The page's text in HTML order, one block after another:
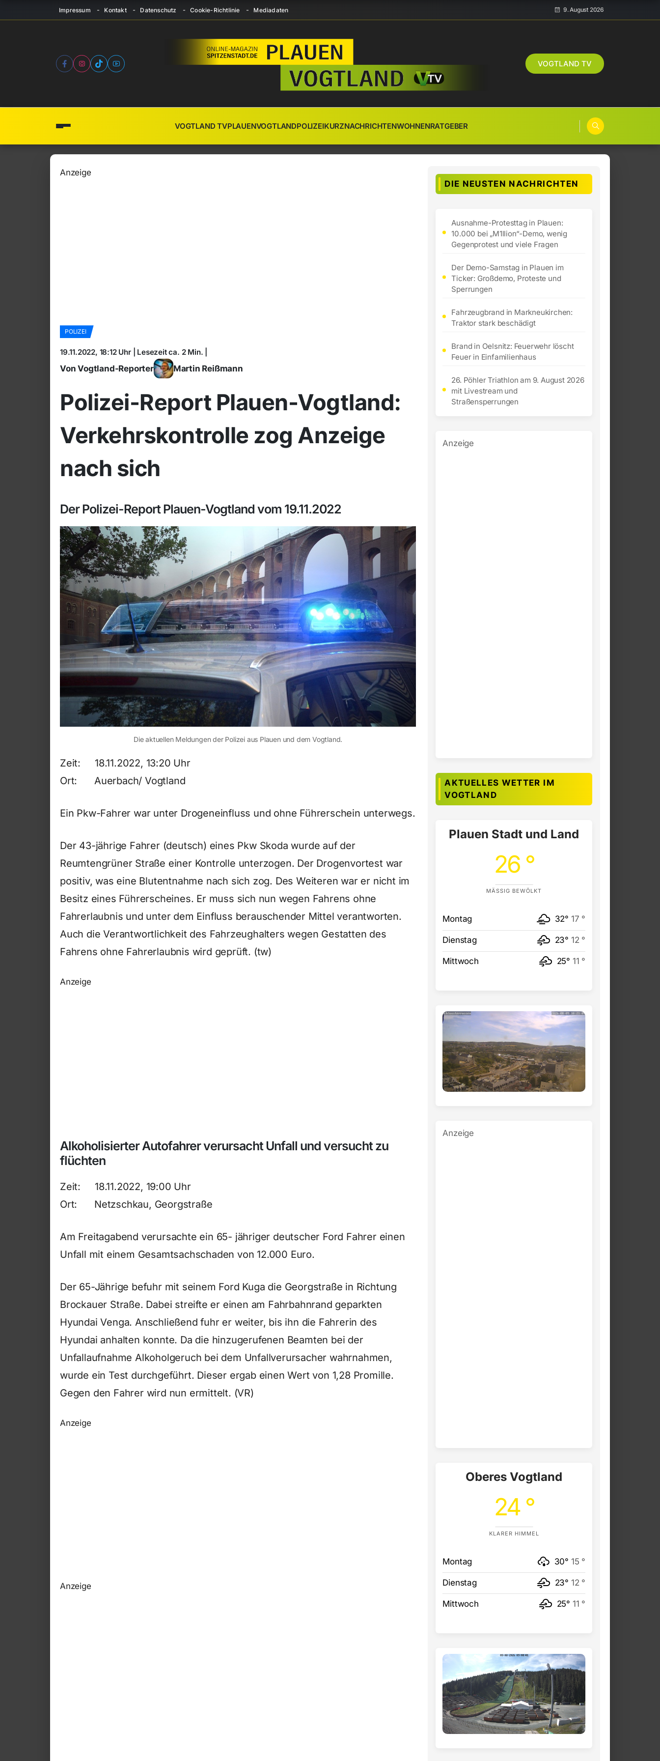
Impressum Kontakt Datenschutz Cookie-Richtlinie Mediadaten 9. August 2026
VOGTLAND TV
VOGTLAND TVPLAUENVOGTLANDPOLIZEIKURZNACHRICHTENWOHNENRATGEBER
Anzeige
POLIZEI
19.11.2022, 18:12 Uhr | Lesezeit ca. 2 Min. |
Von Vogtland-Reporter Martin Reißmann
Polizei-Report Plauen-Vogtland:
Verkehrskontrolle zog Anzeige
nach sich
Der Polizei-Report Plauen-Vogtland vom 19.11.2022
Die aktuellen Meldungen der Polizei aus Plauen und dem Vogtland.
Zeit: 18.11.2022, 13:20 Uhr
Ort: Auerbach/ Vogtland
Ein Pkw-Fahrer war unter Drogeneinfluss und ohne Führerschein unterwegs.
Der 43-jährige Fahrer (deutsch) eines Pkw Skoda wurde auf der
Reumtengrüner Straße einer Kontrolle unterzogen. Der Drogenvortest war
positiv, was eine Blutentnahme nach sich zog. Des Weiteren war er nicht im
Besitz eines Führerscheines. Er muss sich nun wegen Fahrens ohne
Fahrerlaubnis und unter dem Einfluss berauschender Mittel verantworten.
Auch die Verantwortlichkeit des Fahrzeughalters wegen Gestatten des
Fahrens ohne Fahrerlaubnis wird geprüft. (tw)
Anzeige
Alkoholisierter Autofahrer verursacht Unfall und versucht zu
flüchten
Zeit: 18.11.2022, 19:00 Uhr
Ort: Netzschkau, Georgstraße
Am Freitagabend verursachte ein 65- jähriger deutscher Ford Fahrer einen
Unfall mit einem Gesamtsachschaden von 12.000 Euro.
Der 65-Jährige befuhr mit seinem Ford Kuga die Georgstraße in Richtung
Brockauer Straße. Dabei streifte er einen am Fahrbahnrand geparkten
Hyundai Venga. Anschließend fuhr er weiter, bis ihn die Fahrerin des
Hyundai anhalten konnte. Da die hinzugerufenen Beamten bei der
Unfallaufnahme Alkoholgeruch bei dem Unfallverursacher wahrnahmen,
wurde ein Test durchgeführt. Dieser ergab einen Wert von 1,28 Promille.
Gegen den Fahrer wird nun ermittelt. (VR)
Anzeige
Anzeige
DIE NEUSTEN NACHRICHTEN
Ausnahme-Protesttag in Plauen:
10.000 bei „M1llion“-Demo, wenig
Gegenprotest und viele Fragen
Der Demo-Samstag in Plauen im
Ticker: Großdemo, Proteste und
Sperrungen
Fahrzeugbrand in Markneukirchen:
Traktor stark beschädigt
Brand in Oelsnitz: Feuerwehr löscht
Feuer in Einfamilienhaus
26. Pöhler Triathlon am 9. August 2026
mit Livestream und
Straßensperrungen
Anzeige
AKTUELLES WETTER IM
VOGTLAND
Plauen Stadt und Land
26 °
MÄSSIG BEWÖLKT
Montag 32° 17 °
Dienstag 23° 12 °
Mittwoch 25° 11 °
Anzeige
Oberes Vogtland
24 °
KLARER HIMMEL
Montag 30° 15 °
Dienstag 23° 12 °
Mittwoch 25° 11 °